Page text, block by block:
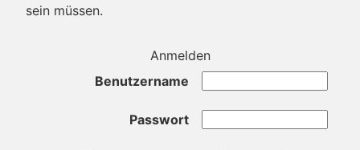
sein müssen.
Anmelden
Benutzername
Passwort